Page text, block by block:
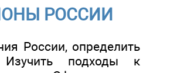
РОССИИ
России, определить
подходы к